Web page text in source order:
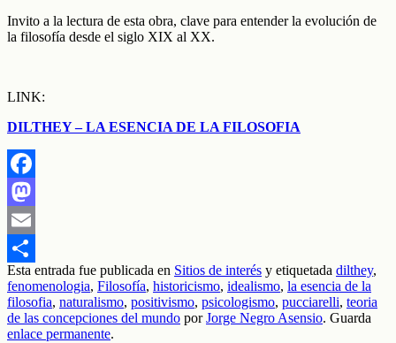
Invito a la lectura de esta obra, clave para entender la evolución de
la filosofía desde el siglo XIX al XX.
LINK:
DILTHEY – LA ESENCIA DE LA FILOSOFIA
Facebook
Mastodon
Email
Compartir
Esta entrada fue publicada en Sitios de interés y etiquetada dilthey,
fenomenologia, Filosofía, historicismo, idealismo, la esencia de la
filosofia, naturalismo, positivismo, psicologismo, pucciarelli, teoria
de las concepciones del mundo porJorge Negro Asensio. Guarda
enlace permanente.